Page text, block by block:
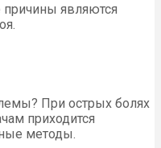
причины являются
При острых болях
приходится
методы.